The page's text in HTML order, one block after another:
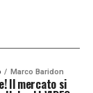
Marco Baridon
Il mercato si